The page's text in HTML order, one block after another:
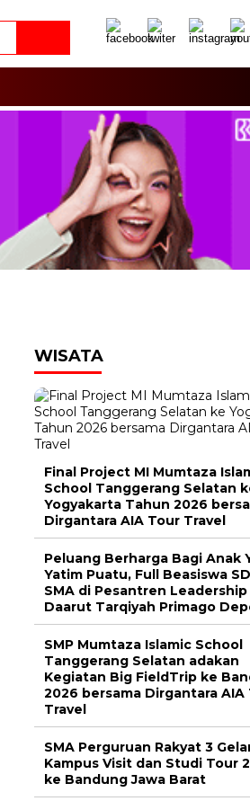
WISATA
Final Project MI Mumtaza
School Tanggerang Selatan
Yogyakarta Tahun 2026
Dirgantara AIA Tour Travel
Peluang Berharga Bagi Anak
Yatim Puatu, Full Beasiswa
SMA di Pesantren Leadership
Daarut Tarqiyah Primago
SMP Mumtaza Islamic School
Tanggerang Selatan adakan
Kegiatan Big FieldTrip ke
2026 bersama Dirgantara AIA
Travel
SMA Perguruan Rakyat 3
Kampus Visit dan Studi Tour
ke Bandung Jawa Barat